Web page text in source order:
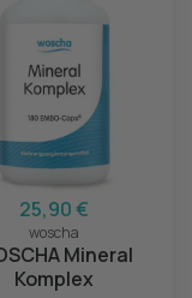
25,90 €
woscha
Mineral
Komplex